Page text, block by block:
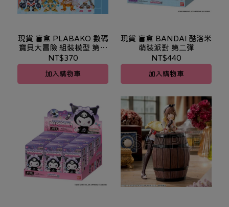
現貨 盲盒 PLABAKO 數碼
寶貝大冒險 組裝模型 第二
彈
NT$370
加入購物車
現貨 盲盒 BANDAI 酷洛米
萌裝派對 第二彈
NT$440
加入購物車